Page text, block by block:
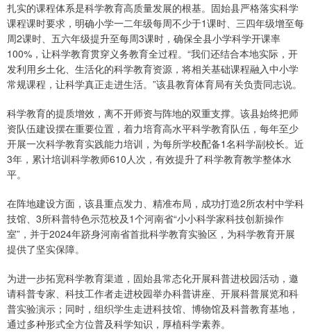
扎实的课程体系是科学教育高质量发展的根基。固始县严格落实科学
课程课时要求，明确小学一二年级每周不少于1课时、三四年级增至每
周2课时、五六年级提升至每周3课时，确保全县小学科学开课率
100%，让科学教育贯穿义务教育全过程。“我们还结合本地实际，开
发利用乡土化、生活化的科学教育资源，将相关基础课程融入中小学
常规课程，让科学真正走进生活。”该县教育体育局有关负责同志说。
科学教育的提质增效，离不开师资与阵地的双重支撑。该县始终把师
资队伍建设摆在重要位置，着力培育高水平科学教育队伍，每年至少
开展一次科学教育实践能力培训，为每所学校配备1名科学副校长。近
3年，累计培训科学教师610人次，有效提升了科学教育教学整体水
平。
在阵地建设方面，该县重点发力、精准布局，成功打造2所农村中学科
技馆、3所科普特色示范校及1个河南省“小小科学家科技创新操作
室”，并于2024年跻身河南省首批科学教育实验区，为科学教育开展
提供了坚实保障。
为进一步拓宽科学教育渠道，固始县常态化开展科普进校园活动，邀
请科普专家、科技工作者走进校园举办科普讲座、开展科普展览和科
普实验演示；同时，组织学生走进科技馆、博物馆及科普教育基地，
通过多种形式全方位普及科学知识，厚植科学素养。